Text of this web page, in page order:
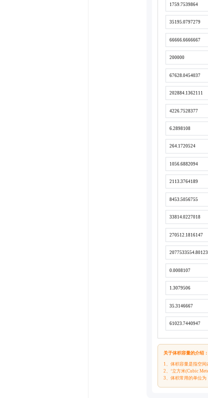
关于体积容量的介绍：
1、体积容量是指空间
2、‘立方米(Cubic
3、体积常用的单位为